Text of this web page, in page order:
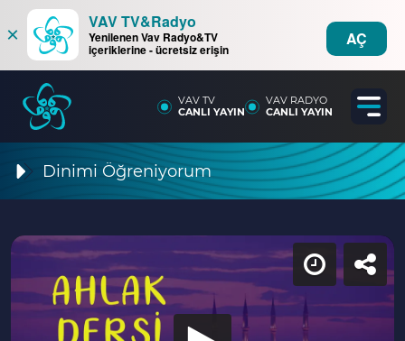
×
VAV TV&Radyo
Yenilenen Vav Radyo&TV
içeriklerine - ücretsiz erişin
AÇ
VAV TV
CANLI YAYIN
VAV RADYO
CANLI YAYIN
Dinimi Öğreniyorum